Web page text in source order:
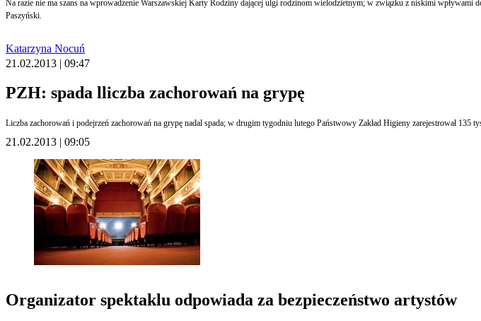
Na razie nie ma szans na wprowadzenie Warszawskiej Karty Rodziny dającej ulgi rodzinom wielodzietnym; w związku z niskimi wpływami
Paszyński.
Katarzyna Nocuń
21.02.2013 | 09:47
PZH: spada lliczba zachorowań na grypę
Liczba zachorowań i podejrzeń zachorowań na grypę nadal spada; w drugim tygodniu lutego Państwowy Zakład Higieny zarejestrował
21.02.2013 | 09:05
Organizator spektaklu odpowiada za bezpieczeństwo artystów